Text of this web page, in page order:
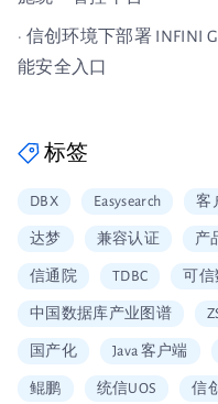
· 信创环境下部署 INFINI
能安全入口
标签
DBX Easysearch 客
达梦 兼容认证 产
信通院 TDBC 可
中国数据库产业图谱
国产化 Java 客户端
鲲鹏 统信UOS 信